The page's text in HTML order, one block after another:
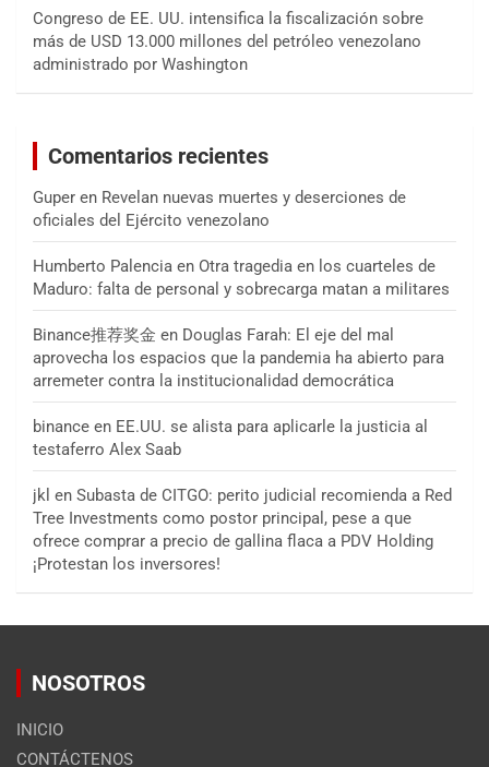
Congreso de EE. UU. intensifica la fiscalización sobre
más de USD 13.000 millones del petróleo venezolano
administrado por Washington
Comentarios recientes
Guper en Revelan nuevas muertes y deserciones de
oficiales del Ejército venezolano
Humberto Palencia en Otra tragedia en los cuarteles de
Maduro: falta de personal y sobrecarga matan a militares
Binance推荐奖金 en Douglas Farah: El eje del mal
aprovecha los espacios que la pandemia ha abierto para
arremeter contra la institucionalidad democrática
binance en EE.UU. se alista para aplicarle la justicia al
testaferro Alex Saab
jkl en Subasta de CITGO: perito judicial recomienda a Red
Tree Investments como postor principal, pese a que
ofrece comprar a precio de gallina flaca a PDV Holding
¡Protestan los inversores!
NOSOTROS
INICIO
CONTÁCTENOS